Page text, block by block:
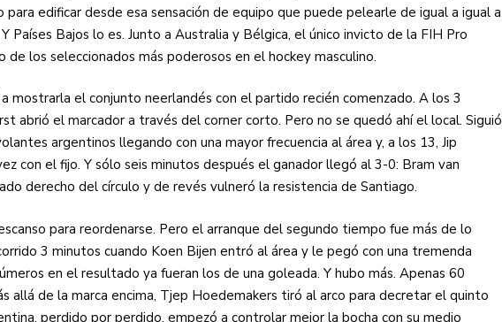
edificar desde esa sensación de equipo que puede pelearle de igual a igual a
Países Bajos lo es. Junto a Australia y Bélgica, el único invicto de la FIH Pro
de los seleccionados más poderosos en el hockey masculino.
mostrarla el conjunto neerlandés con el partido recién comenzado. A los 3
abrió el marcador a través del corner corto. Pero no se quedó ahí el local. Siguió
argentinos llegando con una mayor frecuencia al área y, a los 13, Jip
con el fijo. Y sólo seis minutos después el ganador llegó al 3-0: Bram van
derecho del círculo y de revés vulneró la resistencia de Santiago.
para reordenarse. Pero el arranque del segundo tiempo fue más de lo
3 minutos cuando Koen Bijen entró al área y le pegó con una tremenda
en el resultado ya fueran los de una goleada. Y hubo más. Apenas 60
allá de la marca encima, Tjep Hoedemakers tiró al arco para decretar el quinto
perdido por perdido, empezó a controlar mejor la bocha con su medio